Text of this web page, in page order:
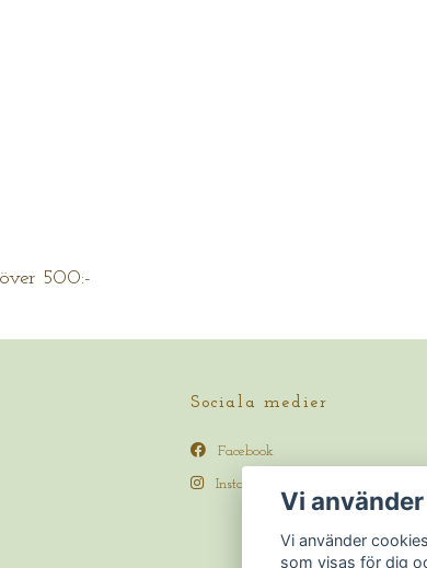
500:-
Sociala medier
Facebook
Instagram
Vi
Vi använder
som visas för dig